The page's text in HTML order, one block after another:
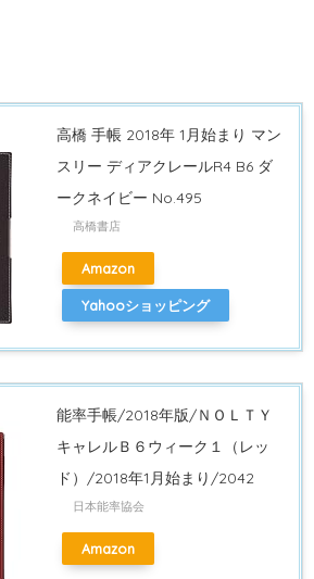
高橋 手帳 2018年 1月始まり マン
スリー ディアクレールR4 B6 ダ
ークネイビー No.495
高橋書店
Amazon
Yahooショッピング
能率手帳/2018年版/ＮＯＬＴＹ
キャレルＢ６ウィーク１（レッ
ド）/2018年1月始まり/2042
日本能率協会
Amazon